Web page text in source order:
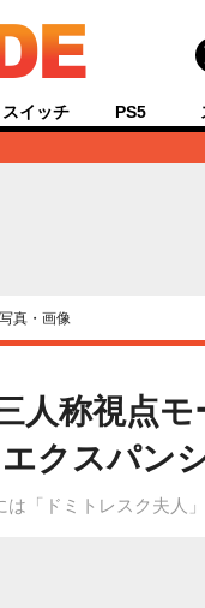
スイッチ PS5
写真・画像
人称視点
エクスパン
は「ドミトレスク夫人